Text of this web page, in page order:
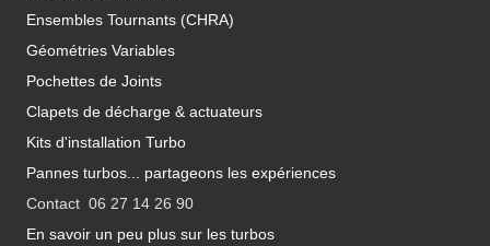
Ensembles Tournants (CHRA)
Géométries Variables
Pochettes de Joints
Clapets de décharge & actuateurs
Kits d'installation Turbo
Pannes turbos... partageons les expériences
Contact 06 27 14 26 90
En savoir un peu plus sur les turbos